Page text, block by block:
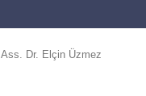
Ass. Dr. Elçin Üzmez